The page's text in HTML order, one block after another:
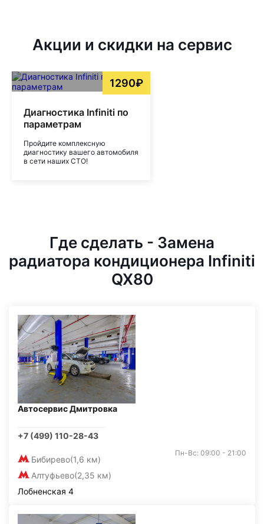
Акции и скидки на сервис
1290₽
Диагностика Infiniti по
параметрам
Пройдите комплексную
диагностику вашего автомобиля
в сети наших СТО!
Где сделать - Замена
радиатора кондиционера Infiniti
QX80
Автосервис Дмитровка
+7 (499) 110-28-43
Бибирево(1,6 км)
Алтуфьево(2,35 км)
Пн-Вс: 09:00 - 21:00
Лобненская 4